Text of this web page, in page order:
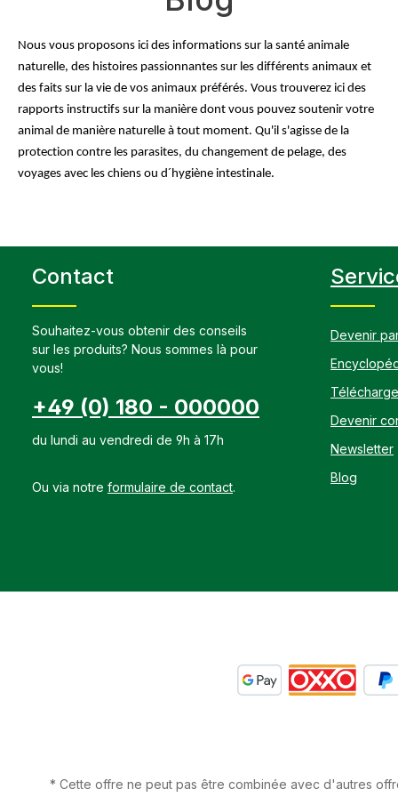
Nous vous proposons ici des informations sur la santé animale
naturelle, des histoires passionnantes sur les différents animaux et
des faits sur la vie de vos animaux préférés. Vous trouverez ici des
rapports instructifs sur la manière dont vous pouvez soutenir votre
animal de manière naturelle à tout moment. Qu'il s'agisse de la
protection contre les parasites, du changement de pelage, des
voyages avec les chiens ou d´hygiène intestinale.
Contact
Souhaitez-vous obtenir des conseils
sur les produits? Nous sommes là pour
vous!
+49 (0) 180 - 000000
du lundi au vendredi de 9h à 17h
Ou via notre formulaire de contact.
Devenir
Devenir
Newsletter
Blog
* Cette offre ne peut pas être combinée avec d'autres